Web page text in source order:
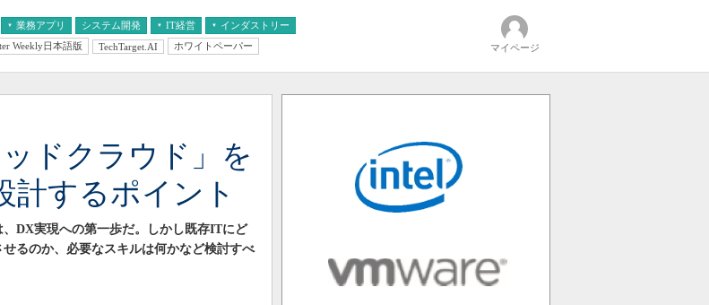
業務アプリ システム開発 IT経営
IT
インダストリー
医療IT
Weekly日本語版 TechTarget.AI ホワイトペーパー マイページ
ドクラウド」を
計するポイント
DX実現への第一歩だ。しかし既存ITにど
るのか、必要なスキルは何かなど検討すべ